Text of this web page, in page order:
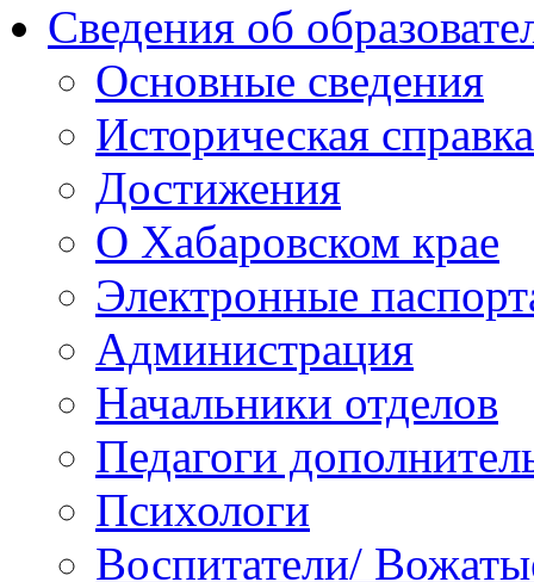
Сведения об
Основные сведения
Историческая справка
Достижения
О Хабаровском крае
Электронные
Администрация
Начальники отделов
Педагоги
Психологи
Воспитатели/